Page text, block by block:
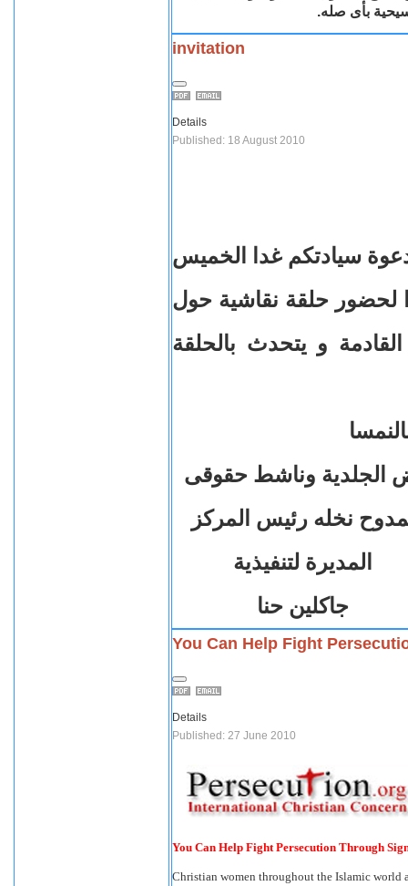
بأى صله.
invitation
Details
Published: 18 August 2010
سيادتكم غدا الخميس
2010 الساعه 7.30 مساءا لحضور حلقة نقاشية حول
القادمة و يتحدث بالحلقة
الجلدية وناشط حقوقى
نخله رئيس المركز
المديرة لتنفيذية
جاكلين حنا
You Can Help Fight
Details
Published: 27 June 2010
You Can Help Fight Persecution Through
Christian women throughout the Islamic world